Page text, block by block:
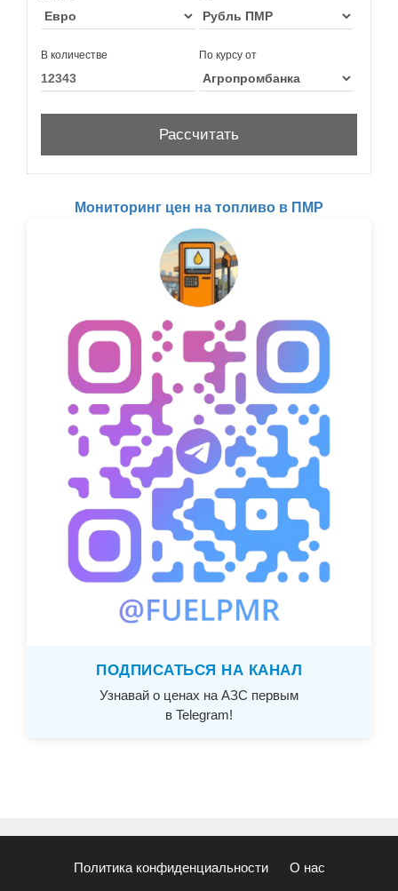
В количестве По курсу от
Мониторинг цен на топливо в ПМР
ПОДПИСАТЬСЯ НА КАНАЛ
Узнавай о ценах на АЗС первым
в Telegram!
Политика конфиденциальности О нас